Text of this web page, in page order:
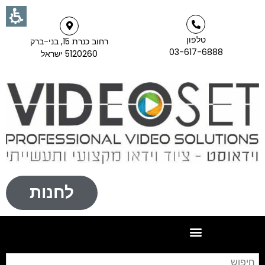
טלפון
03-617-6888
רחוב כנרת 15, בני-ברק
5120260 ישראל
לחנות